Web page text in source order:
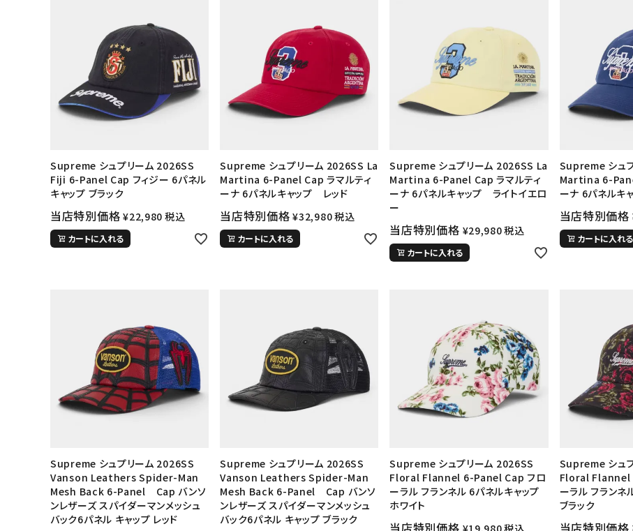
カテゴリーから探す コラボレーションブラ
シーズンから探す 価格から探す
円 ～
人気ワード
2025AW
Tシャツ・ロングスリーブ
キャッ
Supreme シュプリーム 2026SS
Fiji 6-Panel Cap フィジー 6パネル
キャップ ブラック
当店特別価格 ¥22,980 税込
カートに入れる
Supreme シュプリーム 2026SS La
Martina 6-Panel Cap ラマルティ
ーナ 6パネルキャップ レッド
当店特別価格 ¥32,980税込
カートに入れる
Supreme シュプリーム 2026SS La
Martina 6-Panel Cap ラマルティ
ーナ 6パネルキャップ ライトイエロ
ー
当店特別価格 ¥29,980税込
カートに入れる
Supreme シュ
Martina 6-
ーナ 6パネルキ
当店特別価格
カートに入れる
Supreme シュプリーム 2026SS
Vanson Leathers Spider-Man
Mesh Back 6-Panel Cap バンソ
ンレザーズ スパイダーマンメッシュ
バック6パネル キャップ レッド
Supreme シュプリーム 2026SS
Vanson Leathers Spider-Man
Mesh Back 6-Panel Cap バンソ
ンレザーズ スパイダーマンメッシュ
バック6パネル キャップ ブラック
Supreme シュプリーム 2026SS
Floral Flannel 6-Panel Cap フロ
ーラル フランネル 6パネルキャップ
ホワイト
Supreme シュ
Floral Flannel
ーラル フランネ
ブラック